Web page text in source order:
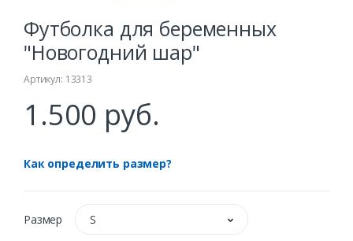
Футболка для беременных
"Новогодний шар"
Артикул: 13313
1.500 руб.
Как определить размер?
Размер S